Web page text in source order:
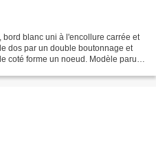
blanc uni à l'encollure carrée et
dos par un double boutonnage et
coté forme un noeud. Modèle paru